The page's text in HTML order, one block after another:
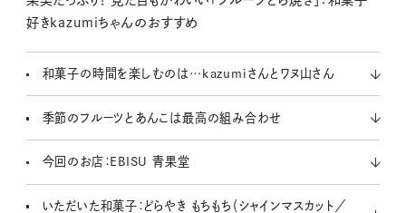
好きkazumiちゃんのおすすめ
和菓子の時間を楽しむのは…kazumiさんとワヌ山さん
季節のフルーツとあんこは最高の組み合わせ
今回のお店：EBISU 青果堂
いただいた和菓子：どらやき もちもち（シャインマスカット／